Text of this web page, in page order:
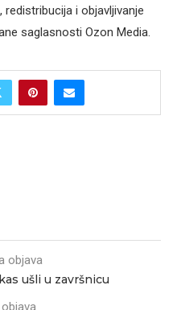
redistribucija i objavljivanje
saglasnosti Ozon Media.
objava
ušli u završnicu